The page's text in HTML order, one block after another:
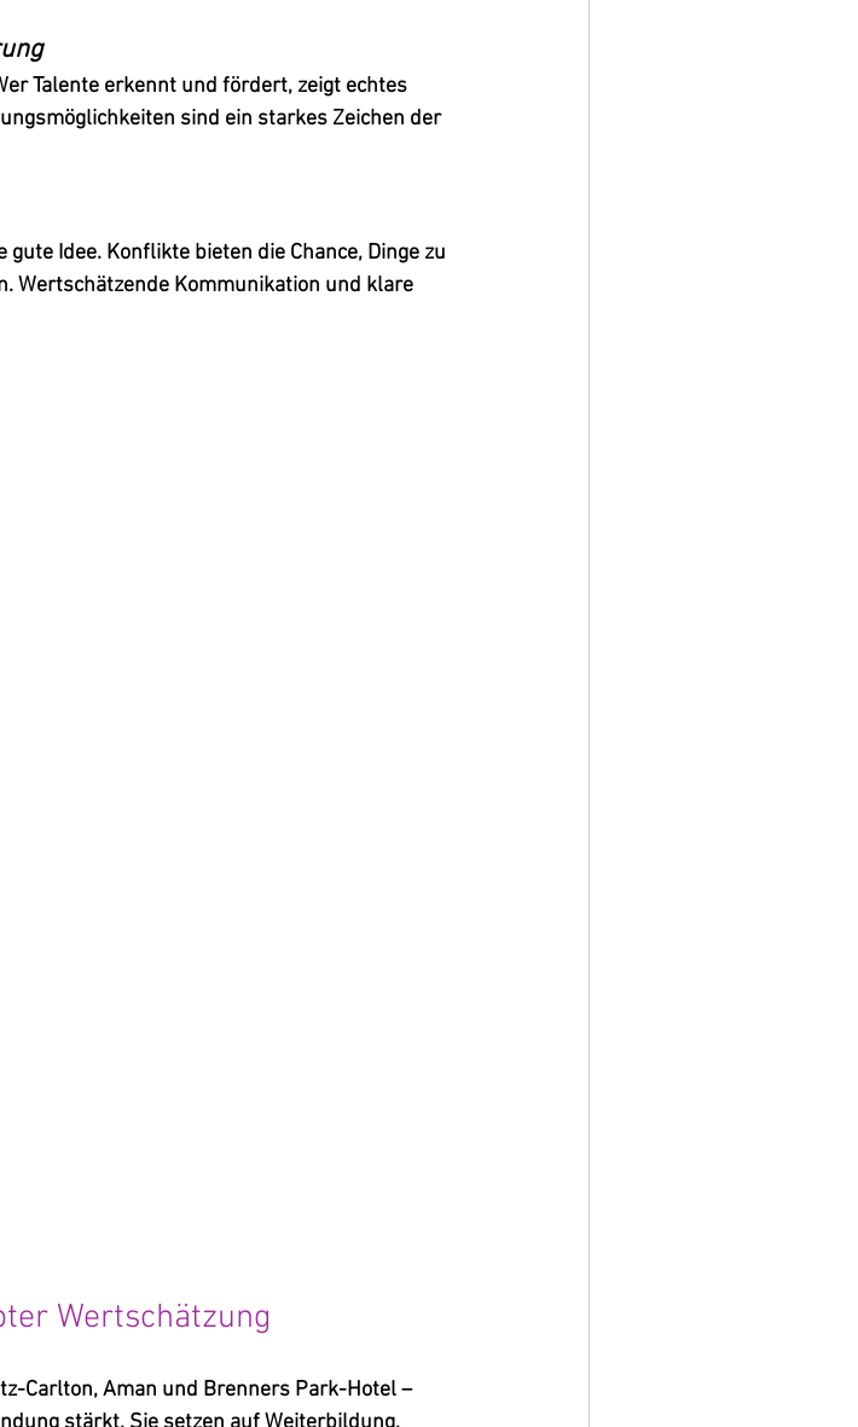
Talente erkennt und fördert, zeigt echtes
sind ein starkes Zeichen der
Idee. Konflikte bieten die Chance, Dinge zu
Wertschätzende Kommunikation und klare
Wertschätzung
Carlton, Aman und Brenners Park-Hotel –